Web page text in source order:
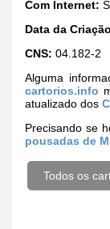
Com Internet:
Data da
CNS: 04.182-2
Alguma
cartorios.info
atualizado dos
Precisando se
pousadas de
Todos os